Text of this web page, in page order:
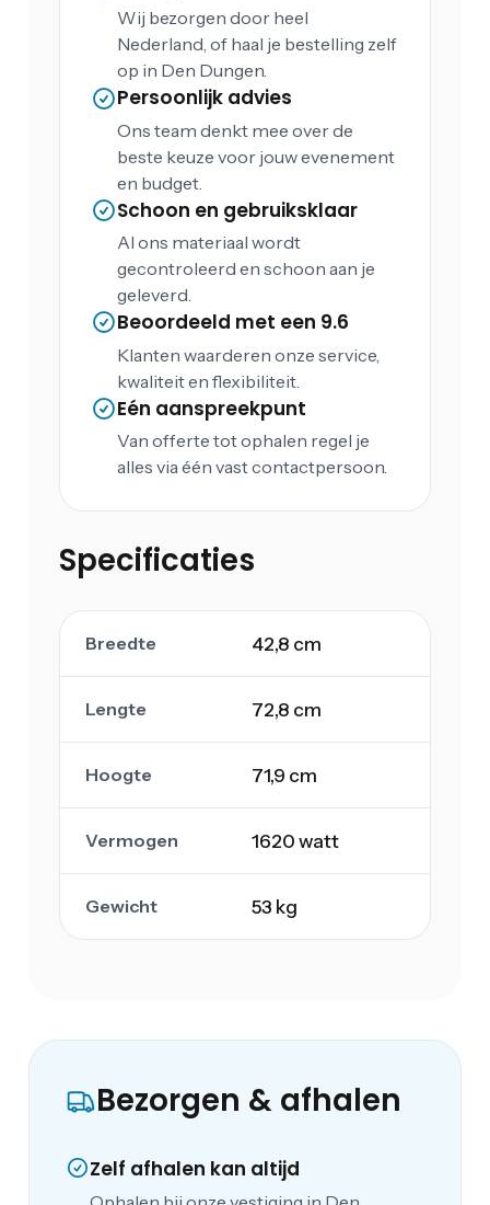
Wij bezorgen door heel
Nederland, of haal je bestelling zelf
op in Den Dungen.
Persoonlijk advies
Ons team denkt mee over de
beste keuze voor jouw evenement
en budget.
Schoon en gebruiksklaar
Al ons materiaal wordt
gecontroleerd en schoon aan je
geleverd.
Beoordeeld met een 9.6
Klanten waarderen onze service,
kwaliteit en flexibiliteit.
Eén aanspreekpunt
Van offerte tot ophalen regel je
alles via één vast contactpersoon.
Specificaties
Breedte 42,8 cm
Lengte 72,8 cm
Hoogte 71,9 cm
Vermogen 1620 watt
Gewicht 53 kg
Bezorgen & afhalen
Zelf afhalen kan altijd